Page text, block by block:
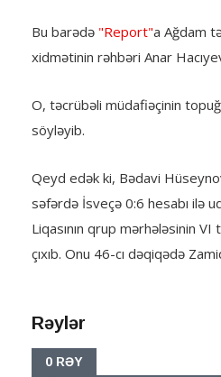
Bu barədə "Report"a Ağdam
xidmətinin rəhbəri Anar
O, təcrübəli müdafiəçinin
söyləyib.
Qeyd edək ki, Bədavi
səfərdə İsveçə 0:6 hesabı ilə
Liqasının qrup mərhələsinin VI
çıxıb. Onu 46-cı dəqiqədə
Rəylər
0 RƏY